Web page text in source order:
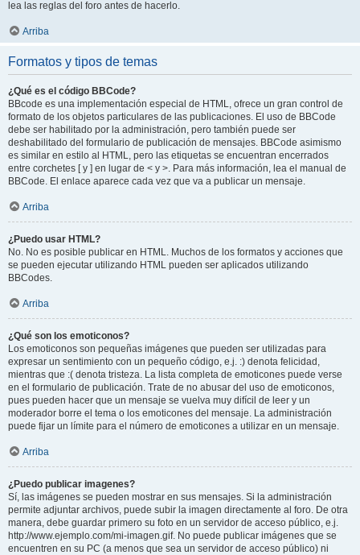
lea las reglas del foro antes de hacerlo.
Arriba
Formatos y tipos de temas
¿Qué es el código BBCode?
BBcode es una implementación especial de HTML, ofrece un gran control de
formato de los objetos particulares de las publicaciones. El uso de BBCode
debe ser habilitado por la administración, pero también puede ser
deshabilitado del formulario de publicación de mensajes. BBCode asimismo
es similar en estilo al HTML, pero las etiquetas se encuentran encerrados
entre corchetes [ y ] en lugar de < y >. Para más información, lea el manual de
BBCode. El enlace aparece cada vez que va a publicar un mensaje.
Arriba
¿Puedo usar HTML?
No. No es posible publicar en HTML. Muchos de los formatos y acciones que
se pueden ejecutar utilizando HTML pueden ser aplicados utilizando
BBCodes.
Arriba
¿Qué son los emoticonos?
Los emoticonos son pequeñas imágenes que pueden ser utilizadas para
expresar un sentimiento con un pequeño código, e.j. :) denota felicidad,
mientras que :( denota tristeza. La lista completa de emoticones puede verse
en el formulario de publicación. Trate de no abusar del uso de emoticonos,
pues pueden hacer que un mensaje se vuelva muy difícil de leer y un
moderador borre el tema o los emoticones del mensaje. La administración
puede fijar un límite para el número de emoticones a utilizar en un mensaje.
Arriba
¿Puedo publicar imagenes?
Sí, las imágenes se pueden mostrar en sus mensajes. Si la administración
permite adjuntar archivos, puede subir la imagen directamente al foro. De otra
manera, debe guardar primero su foto en un servidor de acceso público, e.j.
http://www.ejemplo.com/mi-imagen.gif. No puede publicar imágenes que se
encuentren en su PC (a menos que sea un servidor de acceso público) ni